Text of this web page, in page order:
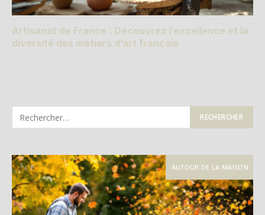
Artisanat de France : Découvrez l’excellence et la
diversité des métiers d’art français
AUTOUR DE LA MAISON